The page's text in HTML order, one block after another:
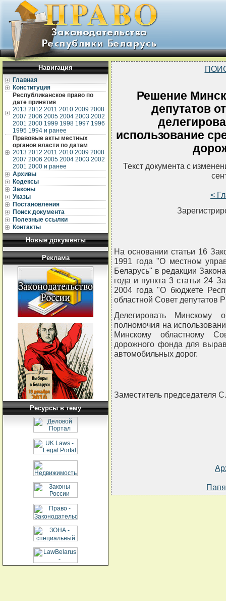
Навигация
Главная
Конституция
Республиканское право по
дате принятия
2013 2012 2011 2010 2009 2008
2007 2006 2005 2004 2003 2002
2001 2000 1999 1998 1997 1996
1995 1994 и ранее
Правовые акты местных
органов власти по датам
2013 2012 2011 2010 2009 2008
2007 2006 2005 2004 2003 2002
2001 2000 и ранее
Архивы
Кодексы
Законы
Указы
Постановления
Поиск документа
Полезные ссылки
Контакты
Новые документы
Реклама
Ресурсы в тему
Решение
депутатов
использование
Текст документа с
<
На основании статьи 16
1991 года "О местном
Беларусь" в редакции
года и пункта 3 статьи 24
2004 года "О бюджете
областной Совет
Делегировать Минскому
полномочия на
Минскому областному
дорожного фонда для
автомобильных дорог.
Заместитель